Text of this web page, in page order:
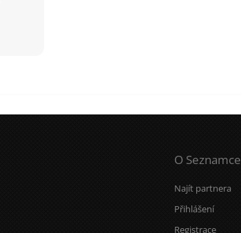
O Seznamce
Najít partnera
Přihlášení
Registrace